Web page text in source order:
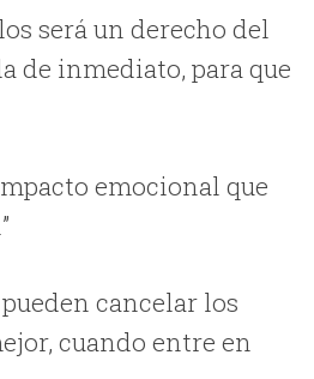
será un derecho del
de inmediato, para que
emocional que
cancelar los
cuando entre en